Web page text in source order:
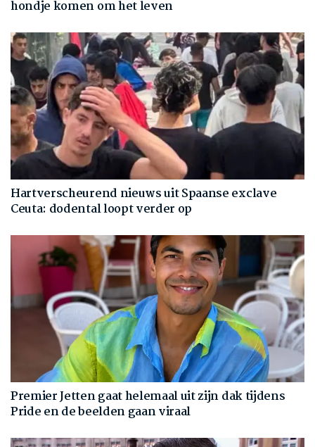
hondje komen om het leven
Hartverscheurend nieuws uit Spaanse exclave
Ceuta: dodental loopt verder op
Premier Jetten gaat helemaal uit zijn dak tijdens
Pride en de beelden gaan viraal